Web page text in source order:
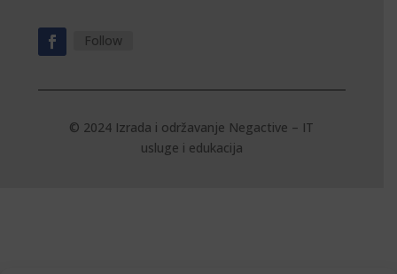
Follow
© 2024 Izrada i održavanje Negactive – IT
usluge i edukacija